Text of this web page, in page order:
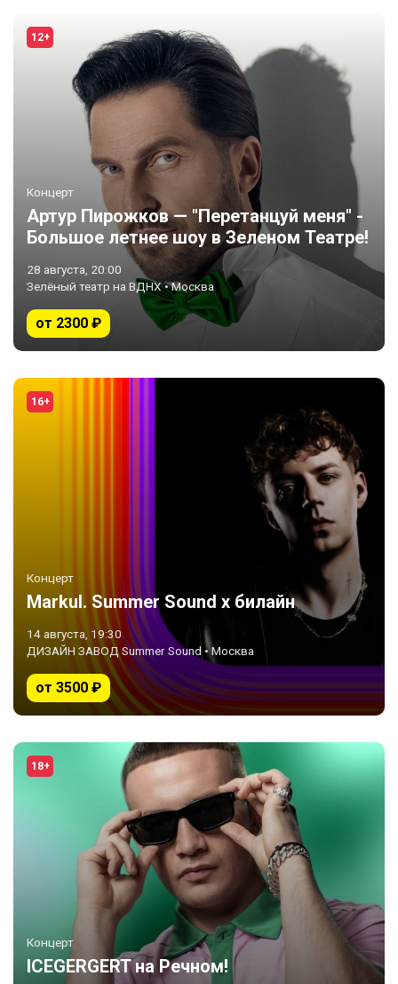
12+
Концерт
Артур Пирожков — "Перетанцуй меня" -
Большое летнее шоу в Зеленом Театре!
28 августа, 20:00
Зелёный театр на ВДНХ • Москва
от 2300 ₽
16+
Концерт
Markul. Summer Sound х билайн
14 августа, 19:30
ДИЗАЙН ЗАВОД Summer Sound • Москва
от 3500 ₽
18+
Концерт
ICEGERGERT на Речном!